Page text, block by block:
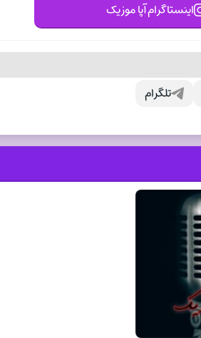
اینستاگرام آپا موزیک
تلگرام